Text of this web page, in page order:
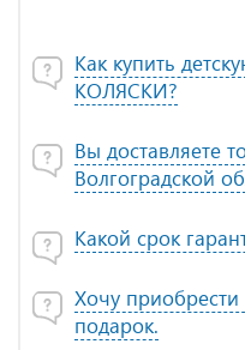
Как купить
КОЛЯСКИ?
Вы доставляете
Волгоградской
Какой срок
Хочу приобрести
подарок.